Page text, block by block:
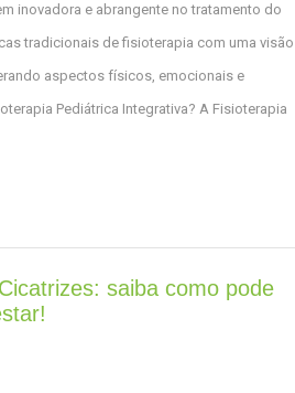
inovadora e abrangente no tratamento do
tradicionais de fisioterapia com uma visão
aspectos físicos, emocionais e
Pediátrica Integrativa? A Fisioterapia
saiba como pode